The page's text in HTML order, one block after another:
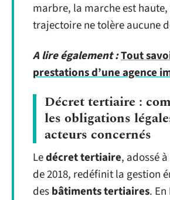
marbre, la marche est haute,
trajectoire ne tolère aucune
A lire également :Tout
prestations d’une agence
Décret tertiaire :
les obligations
acteurs concernés
Ledécret tertiaire, adossé
de 2018, redéfinit la gestion
desbâtiments tertiaires.